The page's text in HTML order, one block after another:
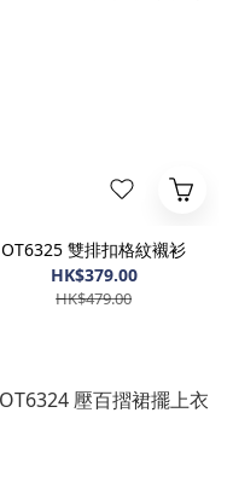
OT6325 雙排扣格紋襯衫
HK$379.00
HK$479.00